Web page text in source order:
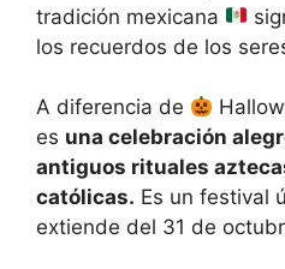
tradición mexicana
los recuerdos de los
A diferencia de
es una celebración
antiguos rituales
católicas. Es un festival
extiende del 31 de